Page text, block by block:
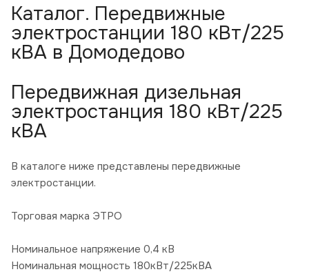
Каталог. Передвижные
электростанции 180 кВт/225
кВА в Домодедово
Передвижная дизельная
электростанция 180 кВт/225
кВА
В каталоге ниже представлены передвижные
электростанции.
Торговая марка ЭТРО
Номинальное напряжение 0,4 кВ
Номинальная мощность 180кВт/225кВА